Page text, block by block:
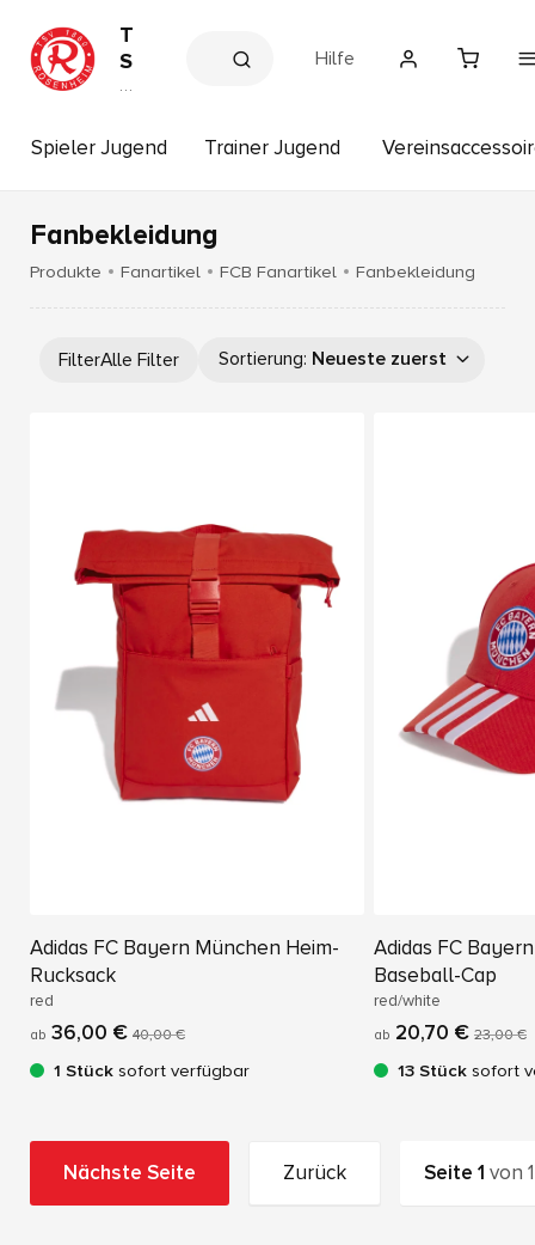
T
S
V
8
6
R
o
s
h
e
h
o
p
Hilfe
Spieler Jugend Trainer Jugend
Fanbekleidung
Produkte Fanartikel FCB Fanartikel Fanbekleidung
FilterAlle Filter Sortierung: Neueste zuerst
Adidas FC Bayern München Heim-
Rucksack
red
ab 36,00 € 40,00 €
1 Stück sofort verfügbar
Adidas FC
Baseball-Cap
red/white
ab 20,70 € 23,00 €
13 Stück sofort
Nächste Seite Zurück Seite1 von1